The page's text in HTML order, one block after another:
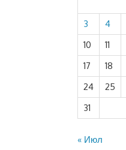
3
4
10
11
17
18
24
25
31
« Июл